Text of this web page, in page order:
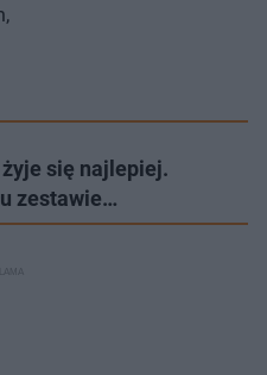
się najlepiej.
zestawie…